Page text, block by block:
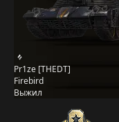
Pr1ze [THEDT]
Firebird
Выжил